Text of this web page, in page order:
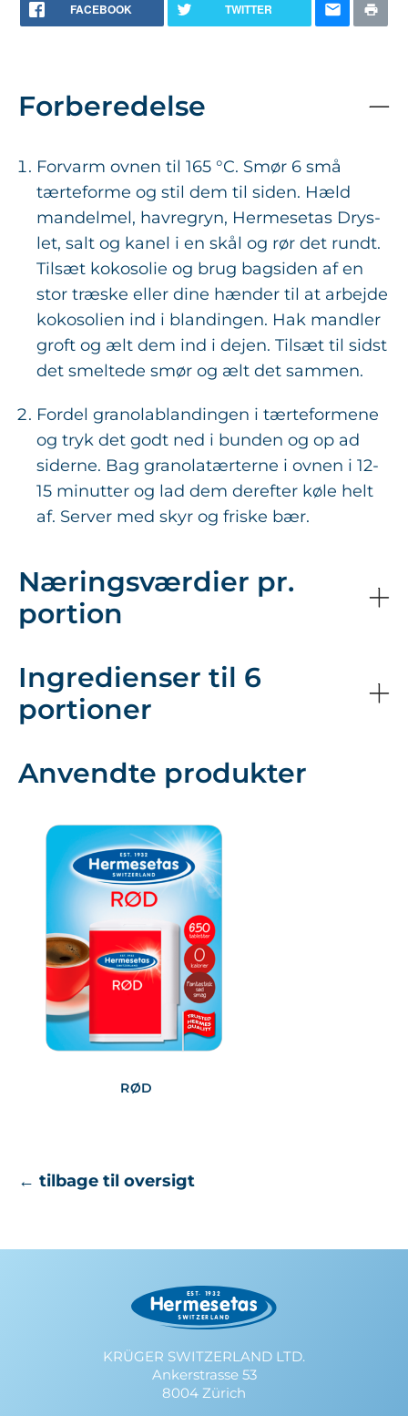
FACEBOOK TWITTER
Forberedelse
Forvarm ovnen til 165 °C. Smør 6 små
tærteforme og stil dem til siden. Hæld
mandelmel, havregryn, Hermesetas Drys-
let, salt og kanel i en skål og rør det rundt.
Tilsæt kokosolie og brug bagsiden af en
stor træske eller dine hænder til at arbejde
kokosolien ind i blandingen. Hak mandler
groft og ælt dem ind i dejen. Tilsæt til sidst
det smeltede smør og ælt det sammen.
Fordel granolablandingen i tærteformene
og tryk det godt ned i bunden og op ad
siderne. Bag granolatærterne i ovnen i 12-
15 minutter og lad dem derefter køle helt
af. Server med skyr og friske bær.
Næringsværdier pr.
portion
Ingredienser til 6
portioner
Anvendte produkter
RØD
← tilbage til oversigt
KRÜGER SWITZERLAND LTD.
Ankerstrasse 53
8004 Zürich